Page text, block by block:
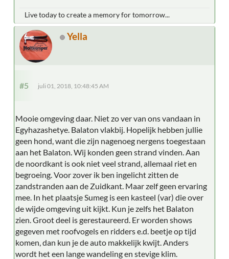
Live today to create a memory for tomorrow...
Yella
#5 juli 01, 2018, 10:48:45 AM
Mooie omgeving daar. Niet zo ver van ons vandaan in
Egyhazashetye. Balaton vlakbij. Hopelijk hebben jullie
geen hond, want die zijn nagenoeg nergens toegestaan
aan het Balaton. Wij konden geen strand vinden. Aan
de noordkant is ook niet veel strand, allemaal riet en
begroeing. Voor zover ik ben ingelicht zitten de
zandstranden aan de Zuidkant. Maar zelf geen ervaring
mee. In het plaatsje Sumeg is een kasteel (var) die over
de wijde omgeving uit kijkt. Kun je zelfs het Balaton
zien. Groot deel is gerestaureerd. Er worden shows
gegeven met roofvogels en ridders e.d. beetje op tijd
komen, dan kun je de auto makkelijk kwijt. Anders
wordt het een lange wandeling en stevige klim.